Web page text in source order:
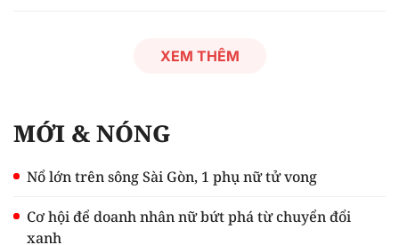
XEM THÊM
MỚI & NÓNG
Nổ lớn trên sông Sài Gòn, 1 phụ nữ tử vong
Cơ hội để doanh nhân nữ bứt phá từ chuyển đổi
xanh